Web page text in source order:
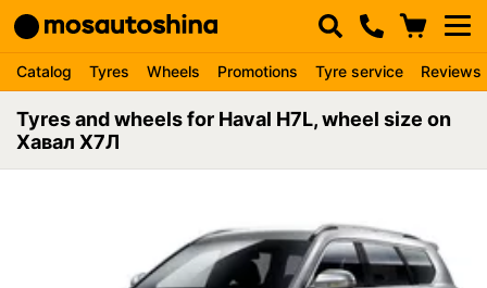
Catalog Tyres Wheels Promotions Tyre service Reviews
Tyres and wheels for Haval H7L, wheel size on
Хавал Х7Л